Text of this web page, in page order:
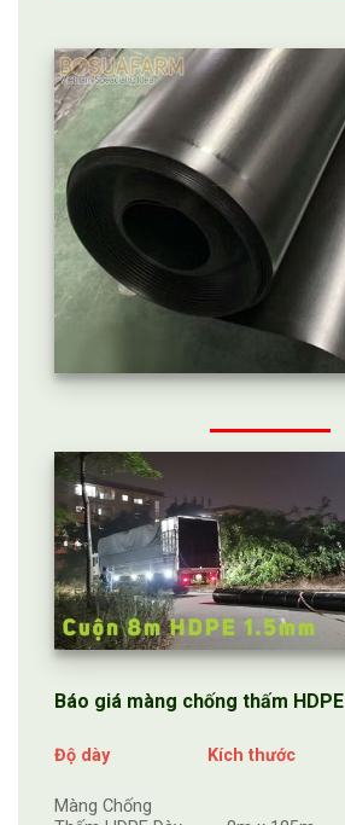
Báo giá màng chống thấm HDPE
Độ dày Kích thước
Màng Chống